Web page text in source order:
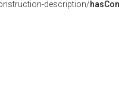
description/